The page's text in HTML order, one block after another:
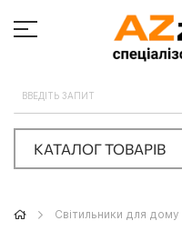
КАТАЛОГ ТОВАРІВ
Світильники для